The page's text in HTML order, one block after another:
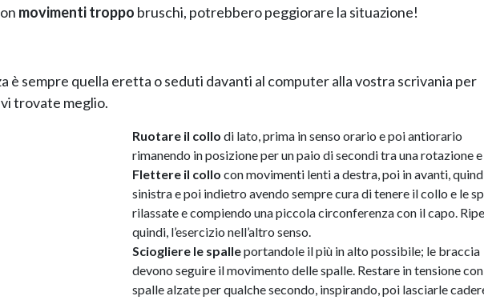
movimenti troppo bruschi, potrebbero peggiorare la situazione!
è sempre quella eretta o seduti davanti al computer alla vostra scrivania per
trovate meglio.
Ruotare il collo di lato, prima in senso orario e poi antiorario
rimanendo in posizione per un paio di secondi tra una rotazione e
Flettere il collo con movimenti lenti a destra, poi in avanti,
sinistra e poi indietro avendo sempre cura di tenere il collo e le
rilassate e compiendo una piccola circonferenza con il capo.
quindi, l’esercizio nell’altro senso.
Sciogliere le spalleportandole il più in alto possibile; le braccia
devono seguire il movimento delle spalle. Restare in tensione
spalle alzate per qualche secondo, inspirando, poi lasciarle